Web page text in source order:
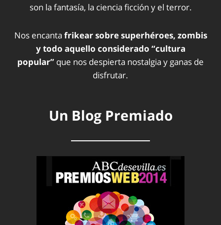
son la fantasía, la ciencia ficción y el terror.
Nos encanta frikear sobre superhéroes, zombis
y todo aquello considerado “cultura
popular” que nos despierta nostalgia y ganas de
disfrutar.
Un Blog Premiado